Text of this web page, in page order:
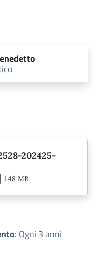
202425-
| 1.48 MB
: Ogni 3 anni